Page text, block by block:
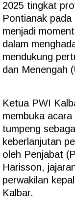
2025 tingkat
Pontianak pada
menjadi
dalam
mendukung
dan Menengah
Ketua PWI
membuka
tumpeng
keberlanjutan
oleh Penjabat
Harisson,
perwakilan
Kalbar.